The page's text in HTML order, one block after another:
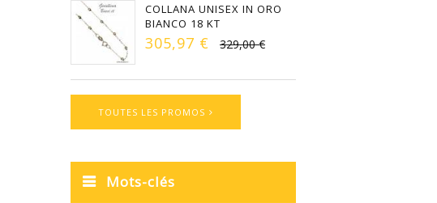
COLLANA UNISEX IN ORO
BIANCO 18 KT
305,97 € 329,00 €
TOUTES LES PROMOS
Mots-clés